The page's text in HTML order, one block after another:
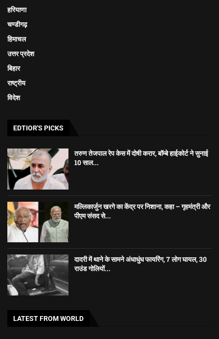
हरियाणा
चण्डीगढ़
हिमाचल
उत्तर प्रदेश
बिहार
राष्ट्रीय
विदेश
EDTIOR'S PICKS
तरुण तेजपाल रेप केस में दोषी करार, बॉम्बे हाईकोर्ट ने सुनाई
10 साल...
मल्लिकार्जुन खरगे का केंद्र पर निशाना, कहा – गृहमंत्री और
पीएम संसद से...
दादरी में थाने के सामने अंधाधुंध फायरिंग, 7 लोग घायल, 30
राउंड गोलियों...
LATEST FROM WORLD